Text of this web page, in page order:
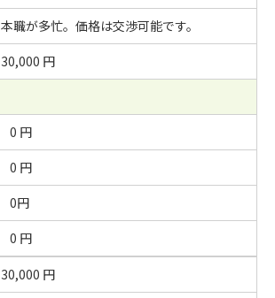
本職が多忙。価格は交渉可能です。
30,000 円
0 円
0 円
0円
0 円
30,000 円